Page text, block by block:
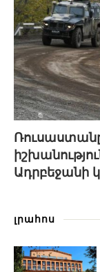
Ադրբեջանի
լրահոս